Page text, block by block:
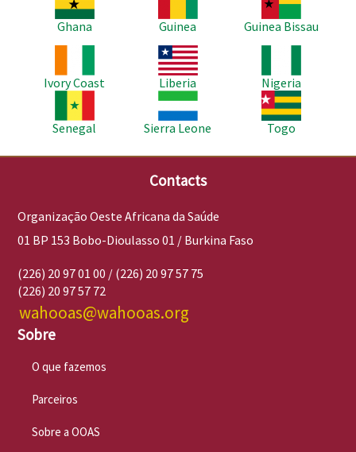
Ghana
Guinea
Guinea Bissau
Ivory Coast
Imagem
Liberia
Nigeria
Imagem
Senegal
Imagem
Sierra Leone
Imagem
Togo
Contacts
Organização Oeste Africana da Saúde
01 BP 153 Bobo-Dioulasso 01 / Burkina Faso
(226) 20 97 01 00 / (226) 20 97 57 75
(226) 20 97 57 72
wahooas@wahooas.org
Sobre
O que fazemos
Parceiros
Sobre a OOAS